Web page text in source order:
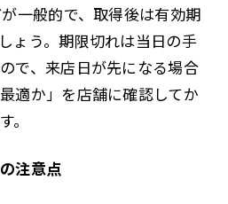
一般的で、取得後は有効期
ょう。期限切れは当日の手
で、来店日が先になる場合
適か」を店舗に確認してか
。
注意点